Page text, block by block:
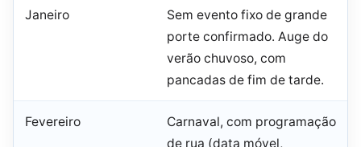
Janeiro
Sem evento fixo de grande
porte confirmado. Auge do
verão chuvoso, com
pancadas de fim de tarde.
Fevereiro
Carnaval, com programação
de rua (data móvel,